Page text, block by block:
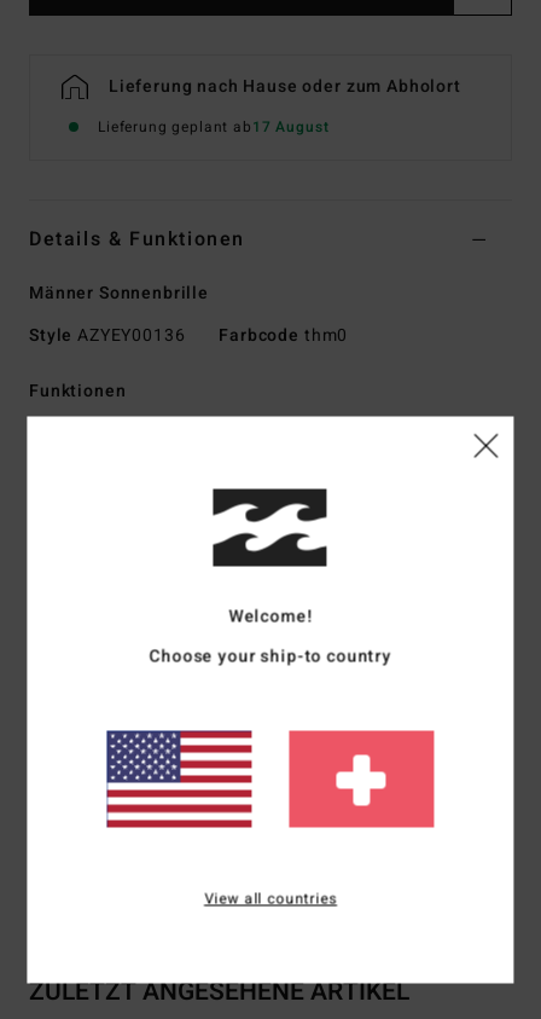
Lieferung nach Hause oder zum Abholort
Lieferung geplant ab17 August
Details & Funktionen
Männer Sonnenbrille
Style AZYEY00136 Farbcode thm0
Funktionen
Mischgewebe aus Nylon, Polycarbonat, Metall
100 % UV-Sonnenschutz
Nylon-Grilamid-Rahmen
Schlagfestes Polycarbonat-Glas
Medium-Large Größe
Andere Features: Italienische Scharniere aus Edelstahl
Zusammensetzung73 % Nylon, 23 % Polycarbonat, 2 %
Metall, 2 % Zinklegierung
Versand & Rückversand
ZULETZT ANGESEHENE ARTIKEL
Welcome!
Choose your ship-to country
View all countries